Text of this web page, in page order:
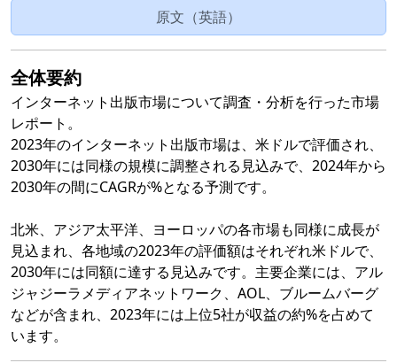
原文（英語）
全体要約
インターネット出版市場について調査・分析を行った市場
レポート。
2023年のインターネット出版市場は、米ドルで評価され、
2030年には同様の規模に調整される見込みで、2024年から
2030年の間にCAGRが%となる予測です。
北米、アジア太平洋、ヨーロッパの各市場も同様に成長が
見込まれ、各地域の2023年の評価額はそれぞれ米ドルで、
2030年には同額に達する見込みです。主要企業には、アル
ジャジーラメディアネットワーク、AOL、ブルームバーグ
などが含まれ、2023年には上位5社が収益の約%を占めて
います。